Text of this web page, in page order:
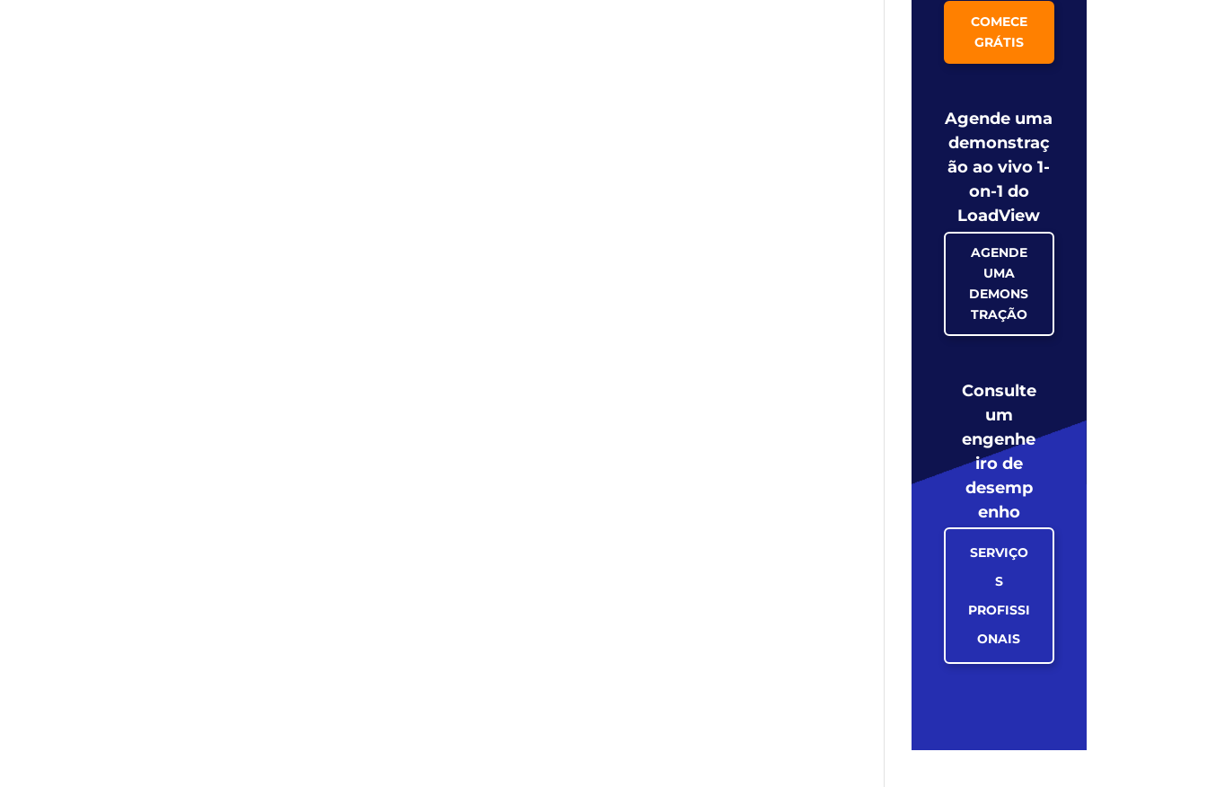
COMECE
GRÁTIS
Agende uma
demonstraç
ão ao vivo 1-
on-1 do
LoadView
AGENDE
UMA
DEMONS
TRAÇÃO
Consulte
um
engenhe
iro de
desemp
enho
SERVIÇO
S
PROFISSI
ONAIS